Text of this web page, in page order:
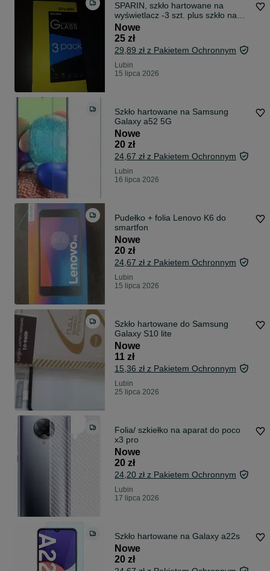
SPARIN, szkło hartowane na
wyświetlacz -3 szt. plus szkło na
aparat iPhone 16-3 szt.
Nowe
25 zł
29,89 zł z Pakietem Ochronnym
Lubin
15 lipca 2026
Szkło hartowane na Samsung
Galaxy a52 5G
Nowe
20 zł
24,67 zł z Pakietem Ochronnym
Lubin
16 lipca 2026
Pudełko + folia Lenovo K6 do
smartfon
Nowe
20 zł
24,67 zł z Pakietem Ochronnym
Lubin
15 lipca 2026
Szkło hartowane do Samsung
Galaxy S10 lite
Nowe
11 zł
15,36 zł z Pakietem Ochronnym
Lubin
25 lipca 2026
Folia/ szkiełko na aparat do poco
x3 pro
Nowe
20 zł
24,20 zł z Pakietem Ochronnym
Lubin
17 lipca 2026
Szkło hartowane na Galaxy a22s
Nowe
20 zł